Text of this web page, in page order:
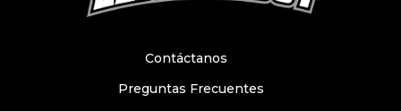
Preguntas Frecuentes
Contáctanos